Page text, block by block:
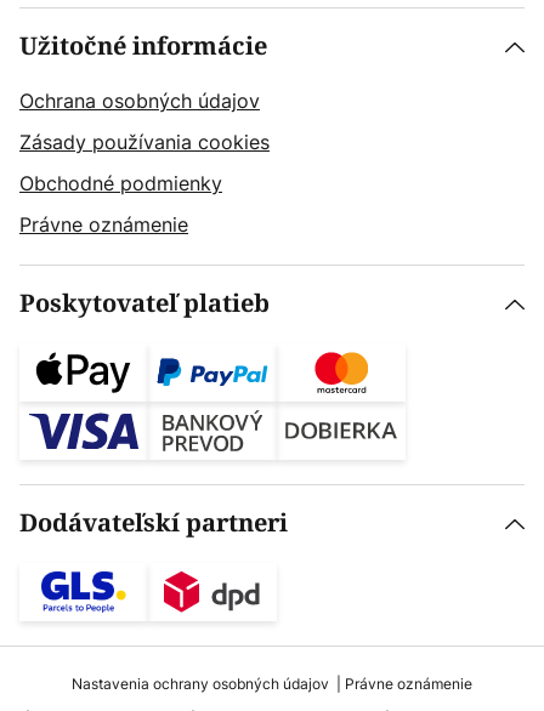
Užitočné informácie
Ochrana osobných údajov
Zásady používania cookies
Obchodné podmienky
Právne oznámenie
Poskytovateľ platieb
Dodávateľskí partneri
Nastavenia ochrany osobných údajov
Právne oznámenie